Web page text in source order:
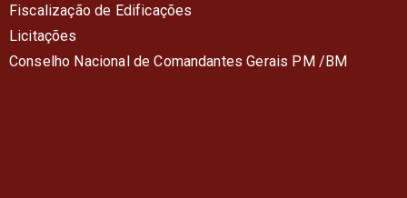
Fiscalização de Edificações
Licitações
Conselho Nacional de Comandantes Gerais PM /BM